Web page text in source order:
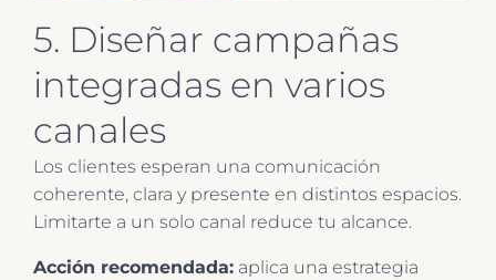
5. Diseñar campañas
integradas en varios
canales
Los clientes esperan una comunicación
coherente, clara y presente en distintos espacios.
Limitarte a un solo canal reduce tu alcance.
Acción recomendada: aplica una estrategia